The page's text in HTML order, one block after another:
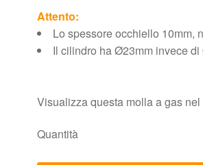
Attento:
Lo spessore occhiello 10mm,
Il cilindro ha Ø23mm invece
Visualizza questa molla a gas nel
Quantità